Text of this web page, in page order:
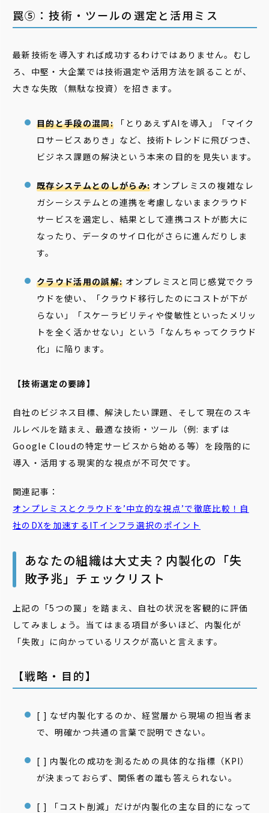
罠⑤：技術・ツールの選定と活用ミス
最新技術を導入すれば成功するわけではありません。むし
ろ、中堅・大企業では技術選定や活用方法を誤ることが、
大きな失敗（無駄な投資）を招きます。
目的と手段の混同:「とりあえずAIを導入」「マイク
ロサービスありき」など、技術トレンドに飛びつき、
ビジネス課題の解決という本来の目的を見失います。
既存システムとのしがらみ: オンプレミスの複雑なレ
ガシーシステムとの連携を考慮しないままクラウド
サービスを選定し、結果として連携コストが膨大に
なったり、データのサイロ化がさらに進んだりしま
す。
クラウド活用の誤解: オンプレミスと同じ感覚でクラ
ウドを使い、「クラウド移行したのにコストが下が
らない」「スケーラビリティや俊敏性といったメリッ
トを全く活かせない」という「なんちゃってクラウド
化」に陥ります。
【技術選定の要諦】
自社のビジネス目標、解決したい課題、そして現在のスキ
ルレベルを踏まえ、最適な技術・ツール（例: まずは
Google Cloudの特定サービスから始める等）を段階的に
導入・活用する現実的な視点が不可欠です。
関連記事：
オンプレミスとクラウドを’中立的な視点’で徹底比較！自
社のDXを加速するITインフラ選択のポイント
あなたの組織は大丈夫？内製化の「失
敗予兆」チェックリスト
上記の「5つの罠」を踏まえ、自社の状況を客観的に評価
してみましょう。当てはまる項目が多いほど、内製化が
「失敗」に向かっているリスクが高いと言えます。
【戦略・目的】
[ ] なぜ内製化するのか、経営層から現場の担当者ま
で、明確かつ共通の言葉で説明できない。
[ ] 内製化の成功を測るための具体的な指標（KPI）
が決まっておらず、関係者の誰も答えられない。
[ ] 「コスト削減」だけが内製化の主な目的になって